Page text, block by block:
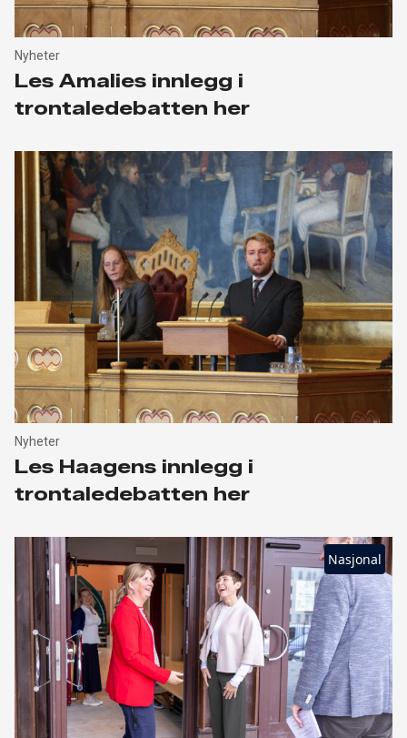
Nyheter
Les Amalies innlegg i
trontaledebatten her
Nyheter
Les Haagens innlegg i
trontaledebatten her
Nasjonal